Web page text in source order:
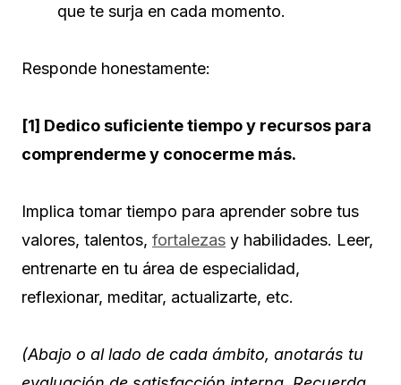
que te surja en cada momento.
Responde honestamente:
[1] Dedico suficiente tiempo y recursos para
comprenderme y conocerme más.
Implica tomar tiempo para aprender sobre tus
valores, talentos, fortalezas y habilidades. Leer,
entrenarte en tu área de especialidad,
reflexionar, meditar, actualizarte, etc.
(Abajo o al lado de cada ámbito, anotarás tu